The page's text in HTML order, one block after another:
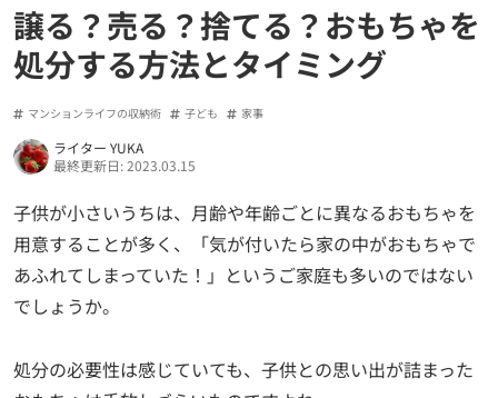
譲る？売る？捨てる？おもちゃを
処分する方法とタイミング
マンションライフの収納術 子ども 家事
ライター YUKA
最終更新日: 2023.03.15
子供が小さいうちは、月齢や年齢ごとに異なるおもちゃを
用意することが多く、「気が付いたら家の中がおもちゃで
あふれてしまっていた！」というご家庭も多いのではない
でしょうか。
処分の必要性は感じていても、子供との思い出が詰まった